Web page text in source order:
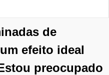
de
efeito ideal
preocupado